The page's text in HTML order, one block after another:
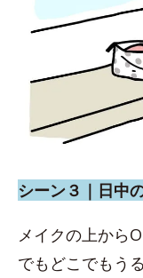
シーン３｜日中
メイクの上から
でもどこでもう